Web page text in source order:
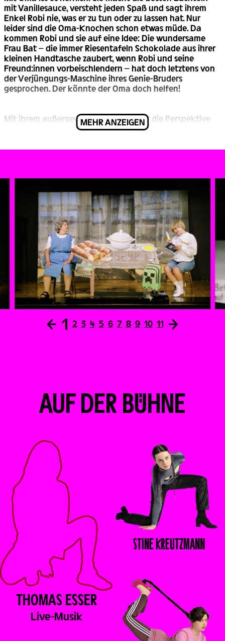
mit Vanillesauce, versteht jeden Spaß und sagt ihrem
Enkel Robi nie, was er zu tun oder zu lassen hat. Nur
leider sind die Oma-Knochen schon etwas müde. Da
kommen Robi und sie auf eine Idee: Die wundersame
Frau Bat – die immer Riesentafeln Schokolade aus ihrer
kleinen Handtasche zaubert, wenn Robi und seine
Freund:innen vorbeischlendern – hat doch letztens von
der Verjüngungs-Maschine ihres Genie-Bruders
gesprochen. Der könnte der Oma doch helfen!
MEHR ANZEIGEN
Mit ihrem außergewöhnlichen Sinn für die Perspektive
der Kinder und ihrem warmherzigen, lebensnahen
Christine Nöstlinger eine Geschichte, die Generationen
Regisseurin Fanny Brunner bringt DIE TOTAL VERJÜNGTE
OMA mit viel szenischer Fantasie und Musik auf die
Hinweis:Für Lehrer:innen und
Kinderaktivcardbesitzer:innen gibt es in Kooperation
mit WIENXTRA besondere Angebote.
← 1 2 3 4 5 6 7 8 9 10 11 →
AUF DER BÜHNE
THOMAS ESSER
Live-Musik
STINEKREUTZMANN